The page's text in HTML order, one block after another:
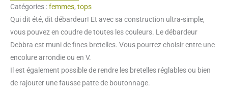
débardeur
jersey
femmes
du
34
au
56
Catégories :femmes, tops
Qui dit été, dit débardeur! Et avec sa construction ultra-simple,
vous pouvez en coudre de toutes les couleurs. Le débardeur
Debbra est muni de fines bretelles. Vous pourrez choisir entre une
encolure arrondie ou en V.
Il est également possible de rendre les bretelles réglables ou bien
de rajouter une fausse patte de boutonnage.